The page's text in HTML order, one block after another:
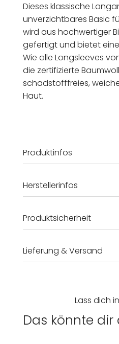
Dieses klassische
unverzichtbares Basic
wird aus hochwertiger
gefertigt und bietet
Wie alle Longsleeves
die zertifizierte
schadstofffreies,
Haut.
Produktinfos
Herstellerinfos
Produktsicherheit
Lieferung & Versand
Lass dich
Das könnte